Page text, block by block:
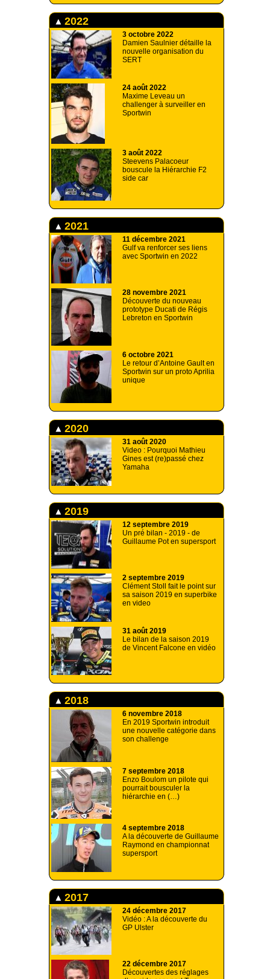
2022
3 octobre 2022
Damien Saulnier détaille la
nouvelle organisation du
SERT
24 août 2022
Maxime Leveau un
challenger à surveiller en
Sportwin
3 août 2022
Steevens Palacoeur
bouscule la Hiérarchie F2
side car
2021
11 décembre 2021
Gulf va renforcer ses liens
avec Sportwin en 2022
28 novembre 2021
Découverte du nouveau
prototype Ducati de Régis
Lebreton en Sportwin
6 octobre 2021
Le retour d’Antoine Gault en
Sportwin sur un proto Aprilia
unique
2020
31 août 2020
Video : Pourquoi Mathieu
Gines est (re)passé chez
Yamaha
2019
12 septembre 2019
Un pré bilan - 2019 - de
Guillaume Pot en supersport
2 septembre 2019
Clément Stoll fait le point sur
sa saison 2019 en superbike
en video
31 août 2019
Le bilan de la saison 2019
de Vincent Falcone en vidéo
2018
6 novembre 2018
En 2019 Sportwin introduit
une nouvelle catégorie dans
son challenge
7 septembre 2018
Enzo Boulom un pilote qui
pourrait bousculer la
hiérarchie en (…)
4 septembre 2018
A la découverte de Guillaume
Raymond en championnat
supersport
2017
24 décembre 2017
Vidéo : A la découverte du
GP Ulster
22 décembre 2017
Découvertes des réglages